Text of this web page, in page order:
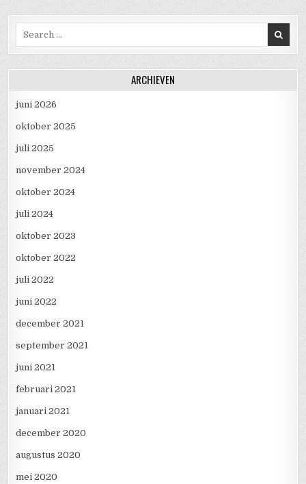
ARCHIEVEN
juni 2026
oktober 2025
juli 2025
november 2024
oktober 2024
juli 2024
oktober 2023
oktober 2022
juli 2022
juni 2022
december 2021
september 2021
juni 2021
februari 2021
januari 2021
december 2020
augustus 2020
mei 2020